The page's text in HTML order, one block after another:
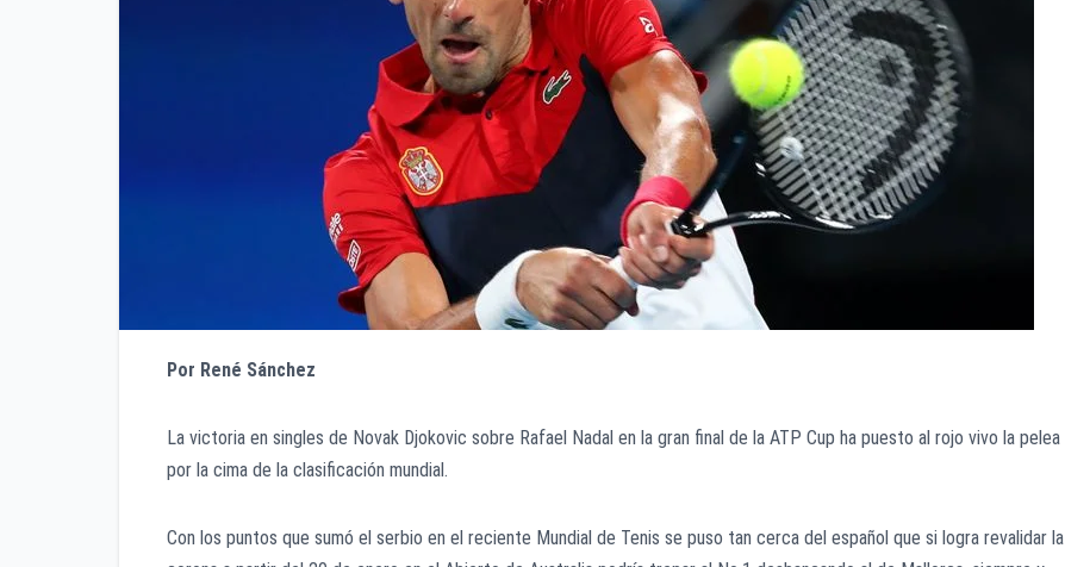
Por René Sánchez
La victoria en singles de Novak Djokovic sobre Rafael Nadal en la gran final de la ATP Cup ha puesto al rojo vivo la pelea
por la cima de la clasificación mundial.
Con los puntos que sumó el serbio en el reciente Mundial de Tenis se puso tan cerca del español que si logra revalidar la